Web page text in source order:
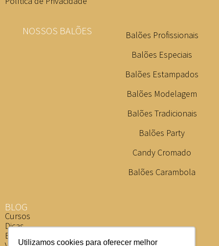
Utilizamos cookies para oferecer melhor
NOSSOS BALÕES
Balões Profissionais
Balões Especiais
Balões Estampados
Balões Modelagem
Balões Tradicionais
Balões Party
Candy Cromado
Balões Carambola
BLOG
Cursos
Dicas
Eventos